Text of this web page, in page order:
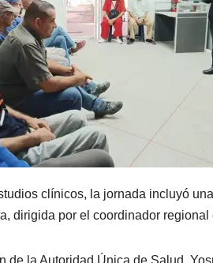
clínicos, la jornada incluyó
dirigida por el coordinador
de la Autoridad Única de Salud,